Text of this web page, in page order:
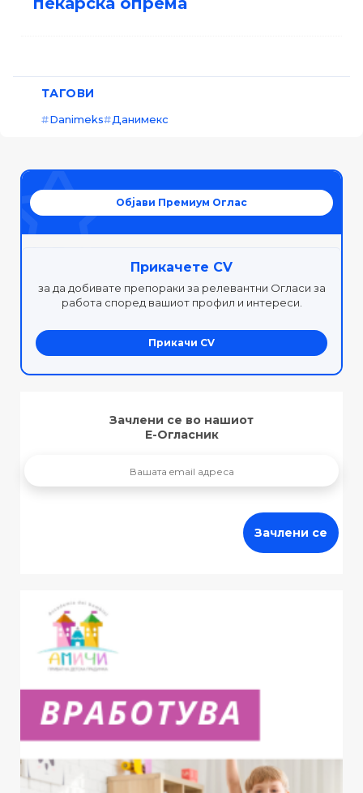
ТАГОВИ
Danimeks Данимекс
Објави Премиум Оглас
Прикачете CV
за да добивате препораки за релевантни Огласи за
работа според вашиот профил и интереси.
Прикачи CV
Зачлени се во нашиот
Е-Огласник